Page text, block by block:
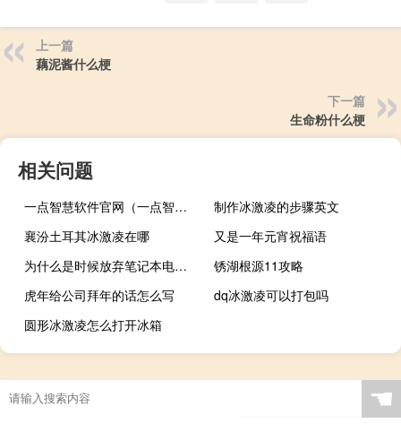
上一篇
藕泥酱什么梗
下一篇
生命粉什么梗
相关问题
一点智慧软件官网（一点智慧造价软件安徽版下载）
制作冰激凌的步骤英文
襄汾土耳其冰激凌在哪
又是一年元宵祝福语
为什么是时候放弃笔记本电脑的摄像头并购买真正的网络摄像头了
锈湖根源11攻略
虎年给公司拜年的话怎么写
dq冰激凌可以打包吗
圆形冰激凌怎么打开冰箱
☚